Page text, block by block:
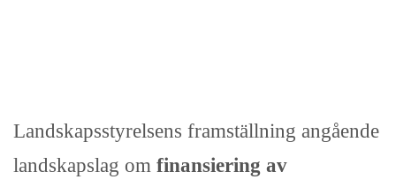
Landskapsstyrelsens framställning angående
landskapslag om finansiering av